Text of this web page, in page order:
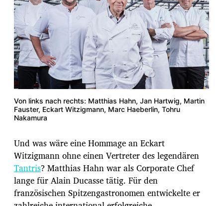
Von links nach rechts: Matthias Hahn, Jan Hartwig, Martin
Fauster, Eckart Witzigmann, Marc Haeberlin, Tohru
Nakamura
Und was wäre eine Hommage an Eckart
Witzigmann ohne einen Vertreter des legendären
Tantris? Matthias Hahn war als Corporate Chef
lange für Alain Ducasse tätig. Für den
französischen Spitzengastronomen entwickelte er